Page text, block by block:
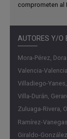
comprometen al
AUTORES Y/O
Mora-Pérez,
Valencia-
Villadiego-
Villa-Durán,
Zuluaga-Rivera,
Ramírez-
Giraldo-